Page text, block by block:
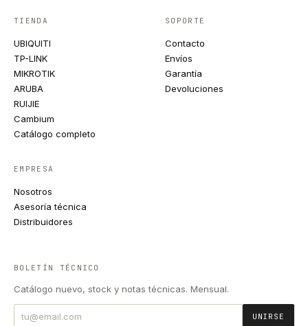
TIENDA
UBIQUITI
TP-LINK
MIKROTIK
ARUBA
RUIJIE
Cambium
Catálogo completo
SOPORTE
Contacto
Envíos
Garantía
Devoluciones
EMPRESA
Nosotros
Asesoría técnica
Distribuidores
BOLETÍN TÉCNICO
Catálogo nuevo, stock y notas técnicas. Mensual.
UNIRSE